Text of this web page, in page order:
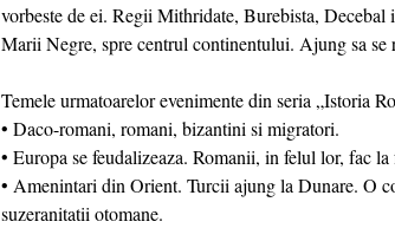
vorbeste de ei. Regii Mithridate, Burebista,
Marii Negre, spre centrul continentului. Ajung sa se
Temele urmatoarelor evenimente din seria „Istoria
• Daco-romani, romani, bizantini si migratori.
• Europa se feudalizeaza. Romanii, in felul lor, fac la
• Amenintari din Orient. Turcii ajung la Dunare. O
suzeranitatii otomane.